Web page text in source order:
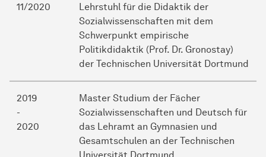
11/2020
Lehrstuhl für die Didaktik der
Sozialwissenschaften mit dem
Schwerpunkt empirische
Politikdidaktik (Prof. Dr. Gronostay)
der Technischen Universität Dortmund
2019
-
2020
Master Studium der Fächer
Sozialwissenschaften und Deutsch für
das Lehramt an Gymnasien und
Gesamtschulen an der Technischen
Universität Dortmund